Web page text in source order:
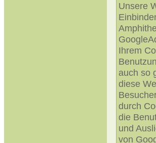
Unsere
Ihrem
auch so
diese
durch
die
und
von